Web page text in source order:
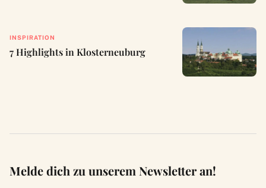
INSPIRATION
7 Highlights in Klosterneuburg
Melde dich zu unserem Newsletter an!